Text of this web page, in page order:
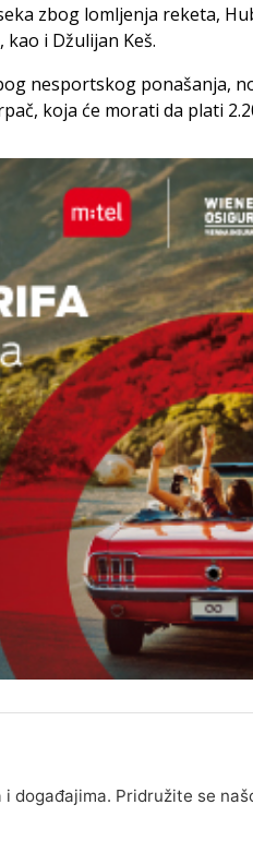
zbog lomljenja reketa,
i Džulijan Keš.
nesportskog ponašanja,
koja će morati da plati
događajima. Pridružite se